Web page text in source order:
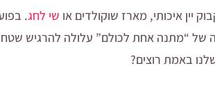
יין איכותי, מארז שוקולדים או שי לחג.
של “מתנה אחת לכולם” עלולה להרגיש
באמת רוצים?